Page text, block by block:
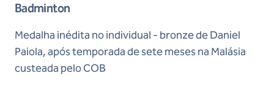
Badminton
Medalha inédita no individual - bronze de Daniel
Paiola, após temporada de sete meses na Malásia
custeada pelo COB